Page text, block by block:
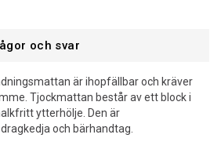
och svar
är ihopfällbar och kräver
Tjockmattan består av ett block i
ytterhölje. Den är
och bärhandtag.